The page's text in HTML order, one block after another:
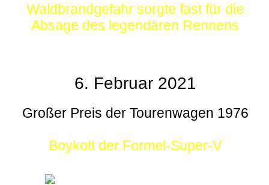
Waldbrandgefahr sorgte fast für die
Absage des legendären Rennens
6. Februar 2021
Großer Preis der Tourenwagen 1976
Boykott der Formel-Super-V